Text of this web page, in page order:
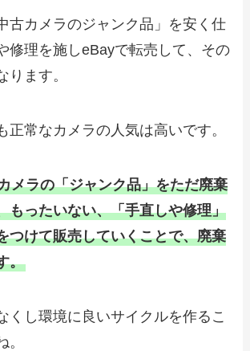
古カメラのジャンク品」を安く仕
修理を施しeBayで転売して、その
ります。
正常なカメラの人気は高いです。
メラの「ジャンク品」をただ廃棄
もったいない、「手直しや修理」
つけて販売していくことで、廃棄
。
くし環境に良いサイクルを作るこ
。